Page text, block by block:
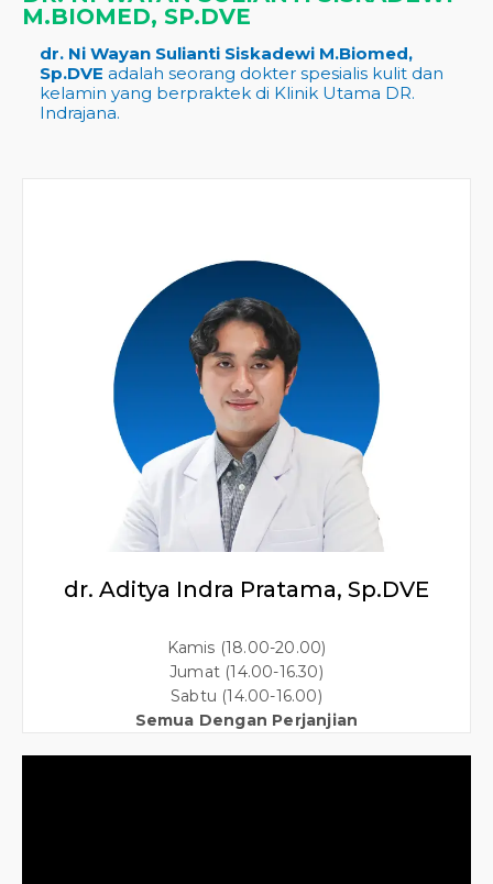
M.BIOMED, SP.DVE
dr. Ni Wayan Sulianti Siskadewi M.Biomed,
Sp.DVE adalah seorang dokter spesialis kulit dan
kelamin yang berpraktek di Klinik Utama DR.
Indrajana.
dr. Aditya Indra Pratama, Sp.DVE
Kamis (18.00-20.00)
Jumat (14.00-16.30)
Sabtu (14.00-16.00)
Semua Dengan Perjanjian